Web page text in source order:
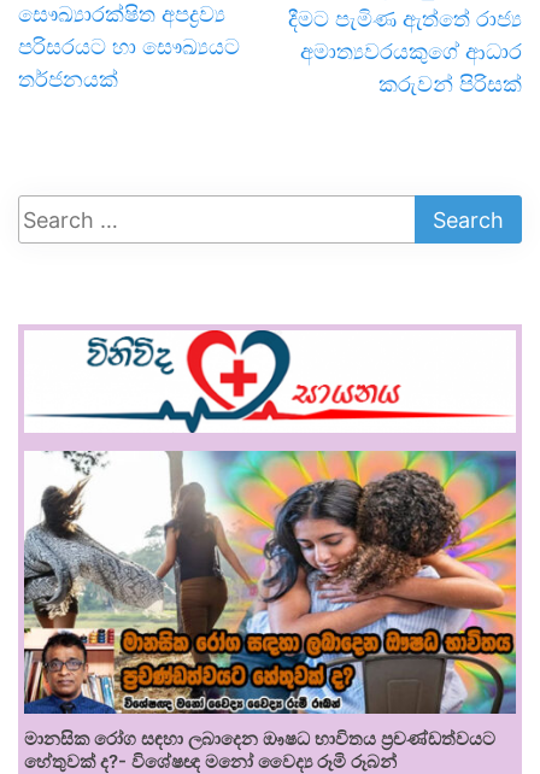
සෞඛ්‍යාරක්ෂිත අපද්‍රව්‍ය
පරිසරයට හා සෞඛ්‍යයට
තර්ජනයක්
දීමට පැමිණ ඇත්තේ රාජ්‍ය
අමාත්‍යවරයකුගේ ආධාර
කරුවන් පිරිසක්
මානසික රෝග සඳහා ලබාදෙන ඖෂධ භාවිතය ප්‍රචණ්ඩත්වයට
හේතුවක් ද?- විශේෂඥ මනෝ වෛද්‍ය රූමි රූබන්